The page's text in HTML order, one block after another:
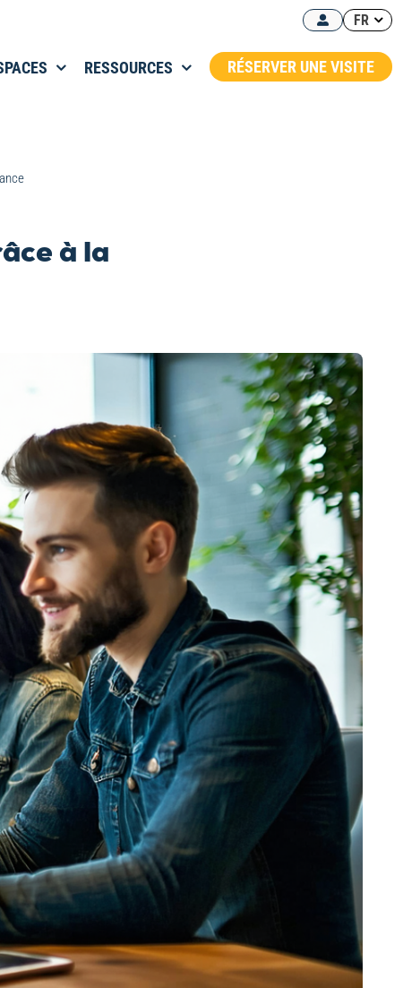
FR
RESSOURCES RÉSERVER UNE VISITE
à la